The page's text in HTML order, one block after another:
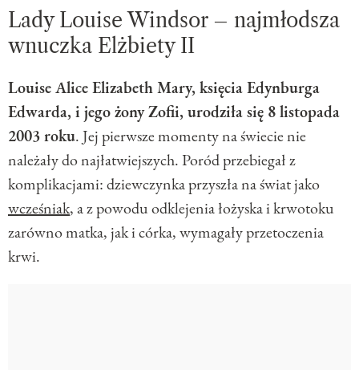
Lady Louise Windsor – najmłodsza
wnuczka Elżbiety II
Louise Alice Elizabeth Mary, księcia Edynburga
Edwarda, i jego żony Zofii, urodziła się 8 listopada
2003 roku. Jej pierwsze momenty na świecie nie
należały do najłatwiejszych. Poród przebiegał z
komplikacjami: dziewczynka przyszła na świat jako
wcześniak, a z powodu odklejenia łożyska i krwotoku
zarówno matka, jak i córka, wymagały przetoczenia
krwi.